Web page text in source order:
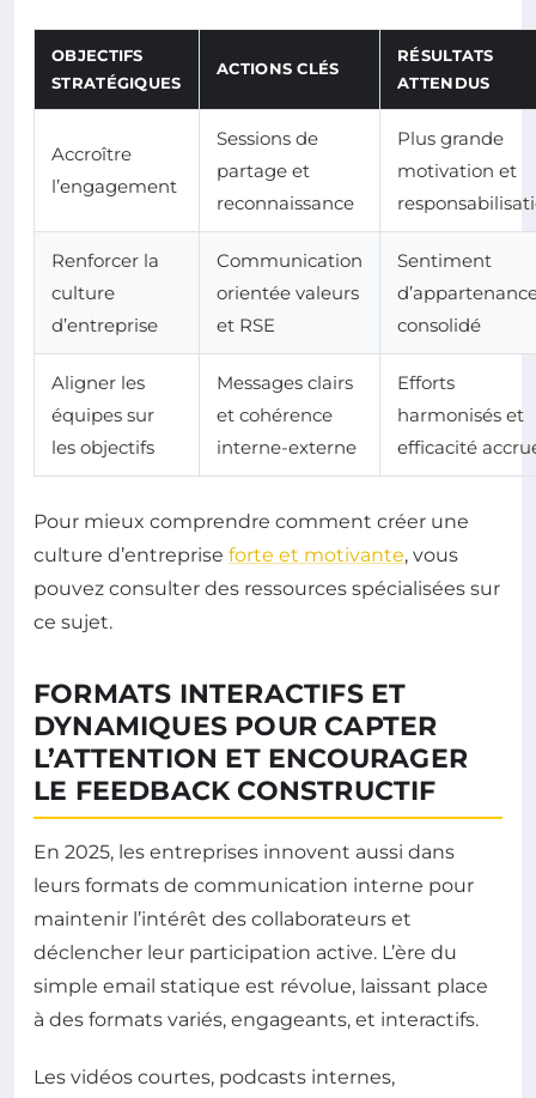
OBJECTIFS
STRATÉGIQUES
ACTIONS CLÉS
RÉSULTATS
ATTENDUS
Accroître
l’engagement
Sessions de
partage et
reconnaissance
Plus grande
motivation et
Renforcer la
culture
d’entreprise
Communication
orientée valeurs
et RSE
Sentiment
consolidé
Aligner les
équipes sur
les objectifs
Messages clairs
et cohérence
interne-externe
Efforts
harmonisés et
efficacité
Pour mieux comprendre comment créer une
culture d’entreprise forte et motivante, vous
pouvez consulter des ressources spécialisées sur
ce sujet.
FORMATS INTERACTIFS ET
DYNAMIQUES POUR CAPTER
L’ATTENTION ET ENCOURAGER
LE FEEDBACK CONSTRUCTIF
En 2025, les entreprises innovent aussi dans
leurs formats de communication interne pour
maintenir l’intérêt des collaborateurs et
déclencher leur participation active. L’ère du
simple email statique est révolue, laissant place
à des formats variés, engageants, et interactifs.
Les vidéos courtes, podcasts internes,